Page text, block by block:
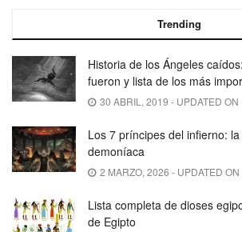
Trending
Historia de los Ángeles
fueron y lista de los más
30 ABRIL, 2019 - UPDATED ON
Los 7 príncipes del infierno:
demoníaca
2 MARZO, 2026 - UPDATED
Lista completa de dioses
de Egipto